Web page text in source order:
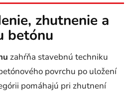
c
i
e
p
r
v
k
y
n
i
e zhutnenie a
betónu
zahŕňa stavebnú techniku
povrchu po uložení
pomáhajú pri zhutnení